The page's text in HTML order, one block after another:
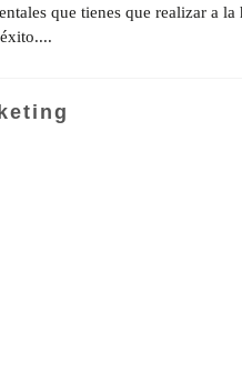
que tienes que realizar a